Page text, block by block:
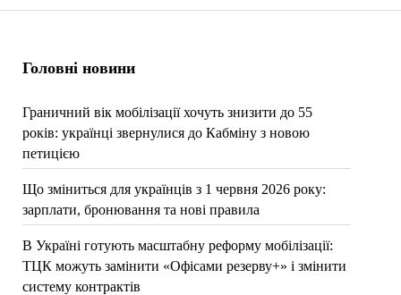
Головні новини
Граничний вік мобілізації хочуть знизити до 55
років: українці звернулися до Кабміну з новою
петицією
Що зміниться для українців з 1 червня 2026 року:
зарплати, бронювання та нові правила
В Україні готують масштабну реформу мобілізації:
ТЦК можуть замінити «Офісами резерву+» і змінити
систему контрактів